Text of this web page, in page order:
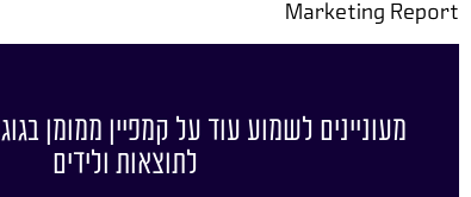
Marketing Report
מעוניינים לשמוע עוד על קמפיין ממומן
לתוצאות ולידים